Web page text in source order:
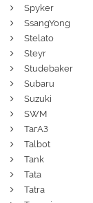
Spyker
SsangYong
Stelato
Steyr
Studebaker
Subaru
Suzuki
SWM
ТагАЗ
Talbot
Tank
Tata
Tatra